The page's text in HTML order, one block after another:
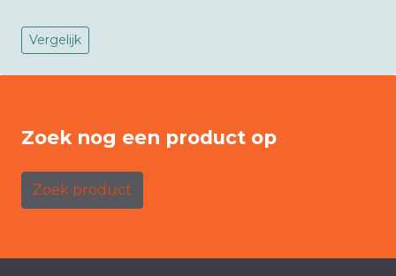
Vergelijk
Zoek nog een product op
Zoek product